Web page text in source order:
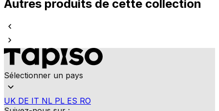
Autres produits de cette collection
Sélectionner un pays
UK DE IT NL PL ES RO